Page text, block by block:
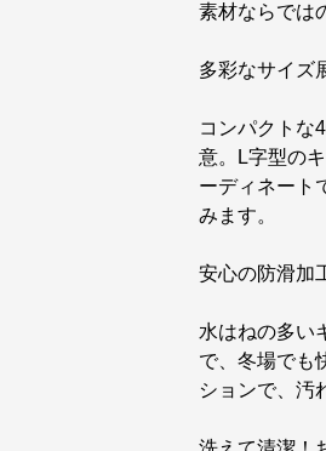
素材ならでは
多彩なサイズ
コンパクトな
意。L字型の
ーディネート
みます。
安心の防滑加
水はねの多い
で、冬場でも
ションで、汚